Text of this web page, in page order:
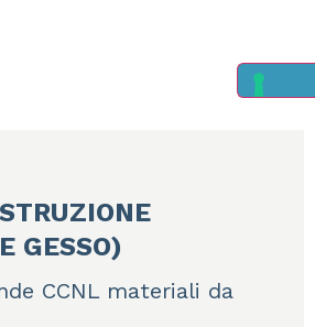
GESSO)
CCNL materiali da